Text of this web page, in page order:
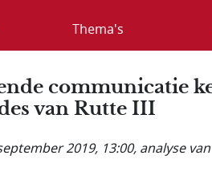
Thema's
communicatie
van Rutte III
2019, 13:00, analyse van